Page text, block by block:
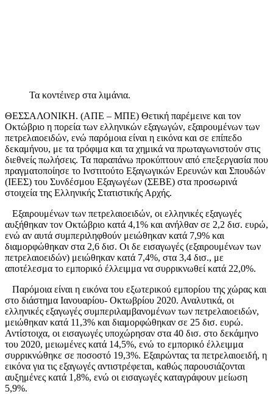
Τα κοντέινερ στα λιμάνια.
ΘΕΣΣΑΛΟΝΙΚΗ. (ΑΠΕ – ΜΠΕ) Θετική παρέμεινε και τον
Οκτώβριο η πορεία των ελληνικών εξαγωγών, εξαιρουμένων των
πετρελαιοειδών, ενώ παρόμοια είναι η εικόνα και σε επίπεδο
δεκαμήνου, με τα τρόφιμα και τα χημικά να πρωταγωνιστούν στις
διεθνείς πωλήσεις. Τα παραπάνω προκύπτουν από επεξεργασία που
πραγματοποίησε το Ινστιτούτο Εξαγωγικών Ερευνών και Σπουδών
(ΙΕΕΣ) του Συνδέσμου Εξαγωγέων (ΣΕΒΕ) στα προσωρινά
στοιχεία της Ελληνικής Στατιστικής Αρχής.
Εξαιρουμένων των πετρελαιοειδών, οι ελληνικές εξαγωγές
αυξήθηκαν τον Οκτώβριο κατά 4,1% και ανήλθαν σε 2,2 δισ. ευρώ,
ενώ αν αυτά συμπεριληφθούν μειώθηκαν κατά 7,9% και
διαμορφώθηκαν στα 2,6 δισ. Οι δε εισαγωγές (εξαιρουμένων των
πετρελαιοειδών) μειώθηκαν κατά 7,4%, στα 3,4 δισ., με
αποτέλεσμα το εμπορικό έλλειμμα να συρρικνωθεί κατά 22,0%.
Παρόμοια είναι η εικόνα του εξωτερικού εμπορίου της χώρας και
στο διάστημα Ιανουαρίου- Οκτωβρίου 2020. Αναλυτικά, οι
ελληνικές εξαγωγές συμπεριλαμβανομένων των πετρελαιοειδών,
μειώθηκαν κατά 11,3% και διαμορφώθηκαν σε 25 δισ. ευρώ.
Αντίστοιχα, οι εισαγωγές υποχώρησαν στα 40 δισ. στο δεκάμηνο
του 2020, μειωμένες κατά 14,5%, ενώ το εμπορικό έλλειμμα
συρρικνώθηκε σε ποσοστό 19,3%. Εξαιρώντας τα πετρελαιοειδή, η
εικόνα για τις εξαγωγές αντιστρέφεται, καθώς παρουσιάζονται
αυξημένες κατά 1,8%, ενώ οι εισαγωγές καταγράφουν μείωση
5,9%.